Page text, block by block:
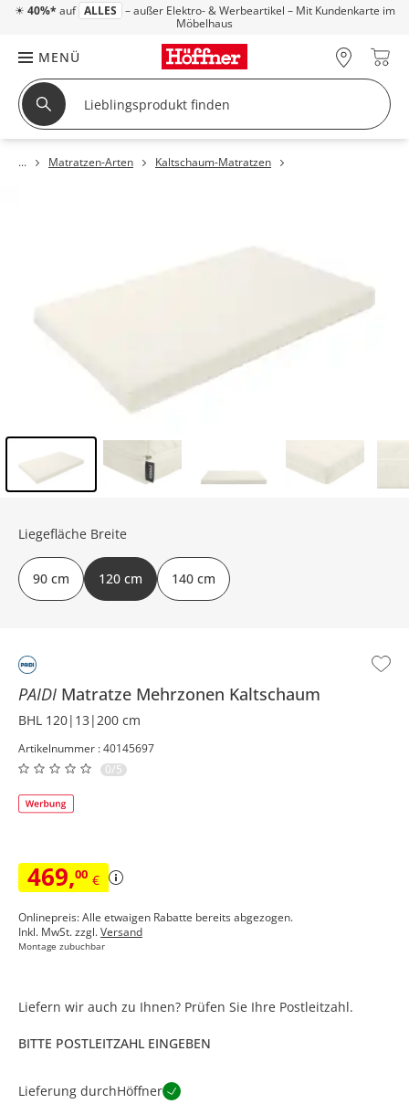
☀ 40%* auf ALLES – außer Elektro- & Werbeartikel – Mit Kundenkarte im
Möbelhaus
MENÜ
Matratzen-Arten Kaltschaum-Matratzen
PAIDI Matratze Mehrzonen Kaltschaum
BHL 120|13|200 cm
Artikelnummer : 40145697
0/5
469,00 €
Onlinepreis: Alle etwaigen Rabatte bereits abgezogen.
Inkl. MwSt. zzgl.Versand
Montage zubuchbar
Liegefläche Breite
90 cm 120 cm 140 cm
Liefern wir auch zu Ihnen? Prüfen Sie Ihre Postleitzahl.
BITTE POSTLEITZAHL EINGEBEN
Lieferung durchHöffner